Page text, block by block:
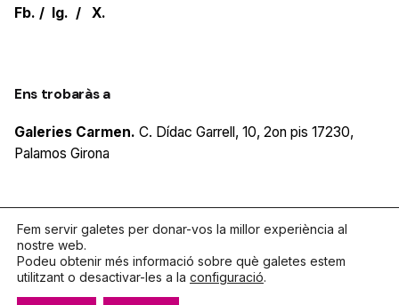
Fb. / Ig. / X.
Ens trobaràs a
Galeries Carmen. C. Dídac Garrell, 10, 2on pis 17230,
Palamos Girona
Parlem?
Telèfon972.319.533
De dilluns a divendres
Fem servir galetes per donar-vos la millor experiència al
nostre web.
Podeu obtenir més informació sobre què galetes estem
utilitzant o desactivar-les a la configuració.